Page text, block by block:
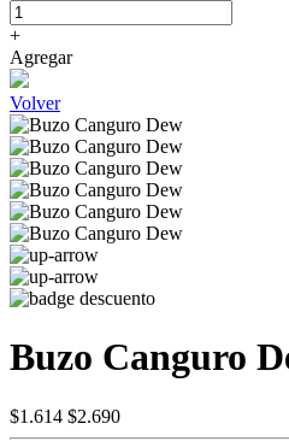
+
Agregar
Volver
Buzo Canguro
$1.614 $2.690